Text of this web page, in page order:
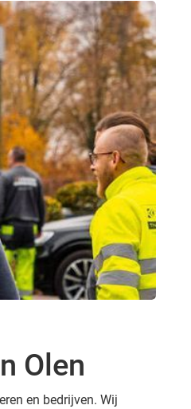
Olen
en bedrijven. Wij